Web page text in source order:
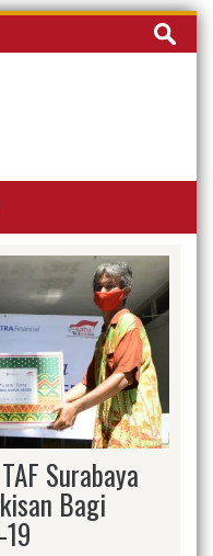
Cari
untuk:
Surabaya
Bagi